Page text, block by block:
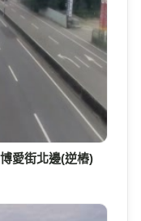
愛街北邊(逆樁)